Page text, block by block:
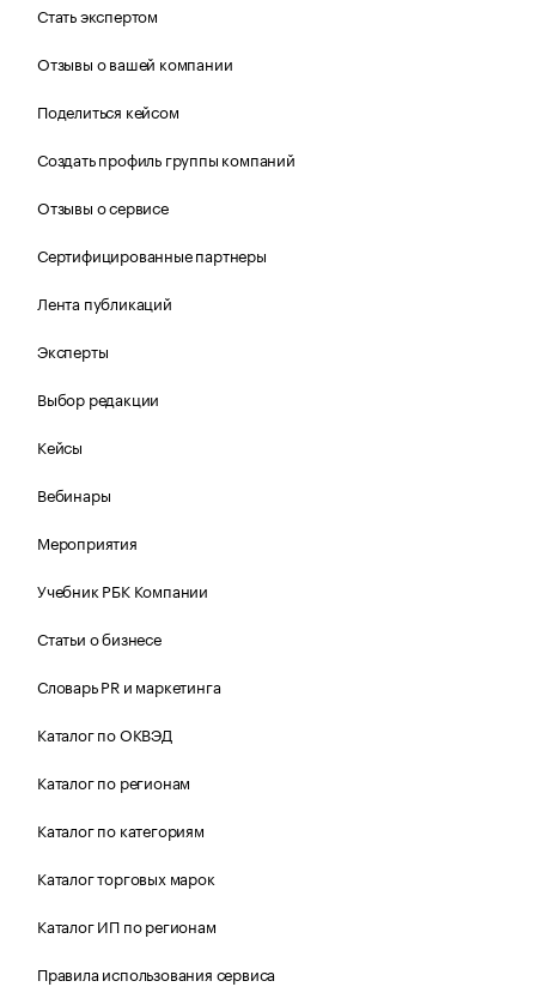
Стать экспертом
Отзывы о вашей компании
Поделиться кейсом
Создать профиль группы компаний
Отзывы о сервисе
Сертифицированные партнеры
Лента публикаций
Эксперты
Выбор редакции
Кейсы
Вебинары
Мероприятия
Учебник РБК Компании
Статьи о бизнесе
Словарь PR и маркетинга
Каталог по ОКВЭД
Каталог по регионам
Каталог по категориям
Каталог торговых марок
Каталог ИП по регионам
Правила использования сервиса